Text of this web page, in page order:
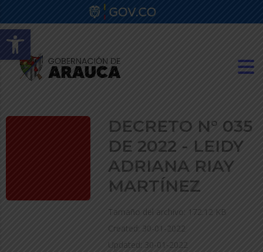
Abrir barra de herramientas
DECRETO N° 035
DE 2022 - LEIDY
ADRIANA RIAY
MARTÍNEZ
Tamaño del archivo: 172.12 KB
Created: 30-01-2022
Updated: 30-01-2022